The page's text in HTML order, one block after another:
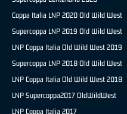
Coppa Italia LNP 2020 Old Wild West
Supercoppa LNP 2019 Old Wild West
LNP Coppa Italia Old Wild West 2019
Supercoppa LNP 2018 Old Wild West
LNP Coppa Italia Old Wild West 2018
LNP Supercoppa2017 OldWildWest
LNP Coppa Italia 2017